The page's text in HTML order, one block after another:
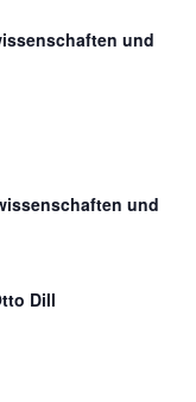
und
und
Dill